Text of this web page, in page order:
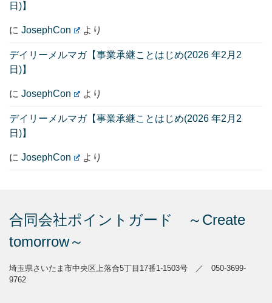
日)】
に JosephCon より
デイリーメルマガ【事業承継ことはじめ(2026 年2月2
日)】
に JosephCon より
デイリーメルマガ【事業承継ことはじめ(2026 年2月2
日)】
に JosephCon より
合同会社ポイントガード ～Create
tomorrow～
埼玉県さいたま市中央区上落合5丁目17番1-1503号 ／ 050-3699-
9762